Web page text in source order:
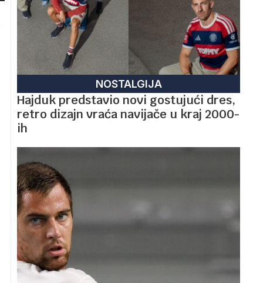
NOSTALGIJA
Hajduk predstavio novi gostujući dres,
retro dizajn vraća navijače u kraj 2000-
ih